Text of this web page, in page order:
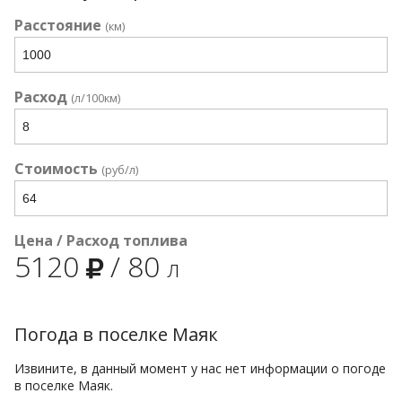
Расстояние (км)
Расход (л/100км)
Стоимость (руб/л)
Цена / Расход топлива
5120 / 80 л
Погода в поселке Маяк
Извините, в данный момент у нас нет информации о погоде
в поселке Маяк.